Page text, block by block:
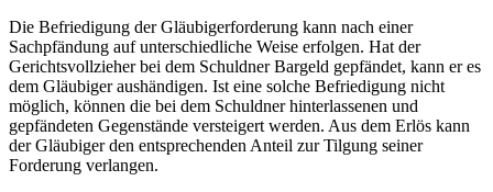
Die Befriedigung der Gläubigerforderung kann nach einer
Sachpfändung auf unterschiedliche Weise erfolgen. Hat der
Gerichtsvollzieher bei dem Schuldner Bargeld gepfändet, kann er es
dem Gläubiger aushändigen. Ist eine solche Befriedigung nicht
möglich, können die bei dem Schuldner hinterlassenen und
gepfändeten Gegenstände versteigert werden. Aus dem Erlös kann
der Gläubiger den entsprechenden Anteil zur Tilgung seiner
Forderung verlangen.